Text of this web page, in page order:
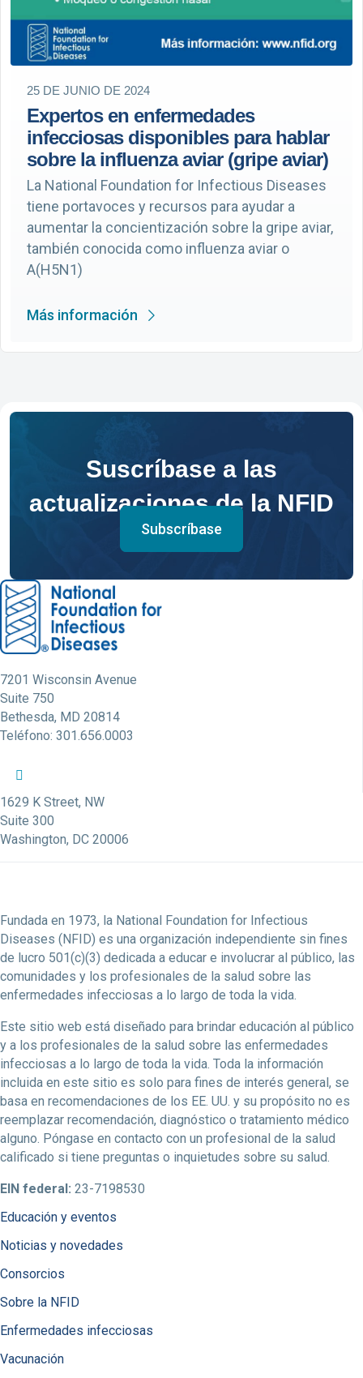
25 DE JUNIO DE 2024
Expertos en enfermedades
infecciosas disponibles para hablar
sobre la influenza aviar (gripe aviar)
La National Foundation for Infectious Diseases
tiene portavoces y recursos para ayudar a
aumentar la concientización sobre la gripe aviar,
también conocida como influenza aviar o
A(H5N1)
Más información
Suscríbase a las
actualizaciones de la NFID
Subscríbase
7201 Wisconsin Avenue
Suite 750
Bethesda, MD 20814
Teléfono: 301.656.0003
Perfil de Facebook de la NFID
Perfil de Twitter de la NFID
1629 K Street, NW
Suite 300
Washington, DC 20006
Fundada en 1973, la National Foundation for Infectious
Diseases (NFID) es una organización independiente sin fines
de lucro 501(c)(3) dedicada a educar e involucrar al público, las
comunidades y los profesionales de la salud sobre las
enfermedades infecciosas a lo largo de toda la vida.
Este sitio web está diseñado para brindar educación al público
y a los profesionales de la salud sobre las enfermedades
infecciosas a lo largo de toda la vida. Toda la información
incluida en este sitio es solo para fines de interés general, se
basa en recomendaciones de los EE. UU. y su propósito no es
reemplazar recomendación, diagnóstico o tratamiento médico
alguno. Póngase en contacto con un profesional de la salud
calificado si tiene preguntas o inquietudes sobre su salud.
EIN federal: 23-7198530
Educación y eventos
Noticias y novedades
Consorcios
Sobre la NFID
Enfermedades infecciosas
Vacunación